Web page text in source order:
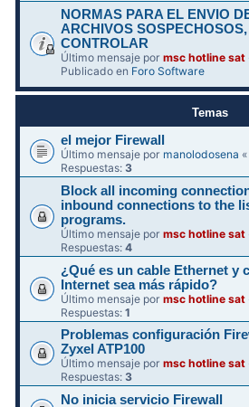
NORMAS PARA EL ENVIO
ARCHIVOS
CONTROLAR
Último mensaje pormsc hotline sat
Publicado en Foro Software
Temas
el mejor Firewall
Último mensaje por manolodosena
Respuestas:3
Block all incoming
inbound connections to the
programs.
Último mensaje pormsc hotline sat
Respuestas:4
¿Qué es un cable Ethernet y
Internet sea más rápido?
Último mensaje pormsc hotline sat
Respuestas:1
Problemas configuración
Zyxel ATP100
Último mensaje pormsc hotline sat
Respuestas: 3
No inicia servicio Firewall